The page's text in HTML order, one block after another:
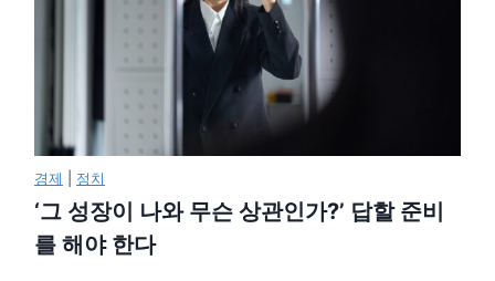
경제 정치
‘그 성장이 나와 무슨 상관인가?’ 답할 준비
를 해야 한다